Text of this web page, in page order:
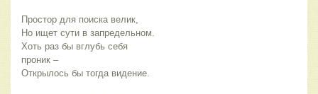
Простор для поиска велик,
Но ищет сути в запредельном.
Хоть раз бы вглубь себя
проник –
Открылось бы тогда видение.